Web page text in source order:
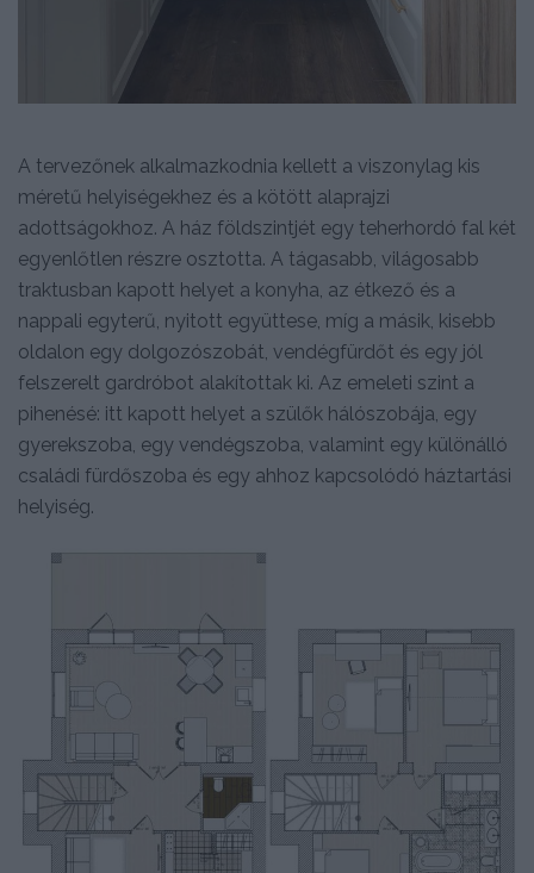
A tervezőnek alkalmazkodnia kellett a viszonylag kis
méretű helyiségekhez és a kötött alaprajzi
adottságokhoz. A ház földszintjét egy teherhordó fal két
egyenlőtlen részre osztotta. A tágasabb, világosabb
traktusban kapott helyet a konyha, az étkező és a
nappali egyterű, nyitott együttese, míg a másik, kisebb
oldalon egy dolgozószobát, vendégfürdőt és egy jól
felszerelt gardróbot alakítottak ki. Az emeleti szint a
pihenésé: itt kapott helyet a szülők hálószobája, egy
gyerekszoba, egy vendégszoba, valamint egy különálló
családi fürdőszoba és egy ahhoz kapcsolódó háztartási
helyiség.